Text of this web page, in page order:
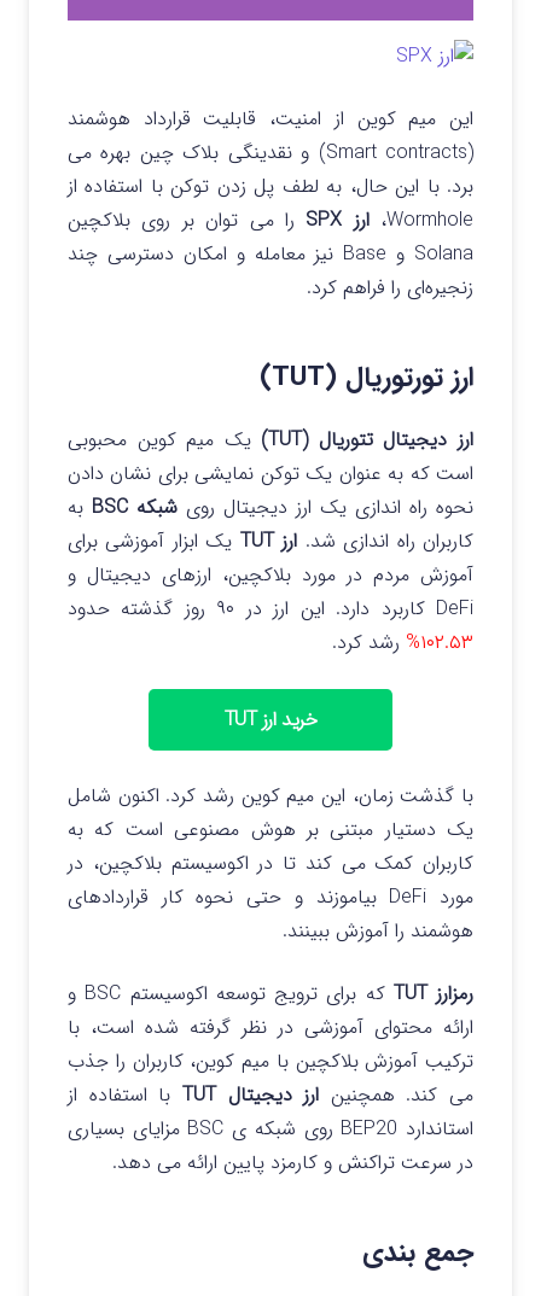
این میم کوین از امنیت، قابلیت قرارداد هوشمند
(Smart contracts) و نقدینگی بلاک چین بهره می‌
برد. با این حال، به لطف پل زدن توکن با استفاده از
Wormhole، ارز SPX
را می‌ توان بر روی بلاکچین
Solana و Base نیز معامله و امکان دسترسی چند
زنجیره‌ای را فراهم کرد.
ارز تورتوریال (TUT)
ارز دیجیتال تتوریال (TUT)
یک میم کوین محبوبی
است که به عنوان یک توکن نمایشی برای نشان دادن
نحوه راه‌ اندازی یک ارز دیجیتال روی شبکه BSC
به
کاربران راه اندازی شد. ارز TUT
یک ابزار آموزشی برای
آموزش مردم در مورد بلاکچین، ارزهای دیجیتال و
DeFi کاربرد دارد. این ارز در ۹۰ روز گذشته حدود
۱۰۲.۵۳%
رشد کرد.
خرید ارز TUT
با گذشت زمان، این میم کوین رشد کرد. اکنون شامل
یک دستیار مبتنی بر هوش مصنوعی است که به
کاربران کمک می‌ کند تا در اکوسیستم بلاکچین، در
مورد DeFi بیاموزند و حتی نحوه کار قراردادهای
هوشمند را آموزش ببینند.
رمزارز TUT
که برای ترویج توسعه اکوسیستم BSC و
ارائه محتوای آموزشی در نظر گرفته شده است، با
ترکیب آموزش بلاکچین با میم کوین، کاربران را جذب
می‌ کند. همچنین ارز دیجیتال TUT
با استفاده از
استاندارد BEP20 روی شبکه ی BSC مزایای بسیاری
در سرعت تراکنش و کارمزد پایین ارائه می دهد.
جمع بندی